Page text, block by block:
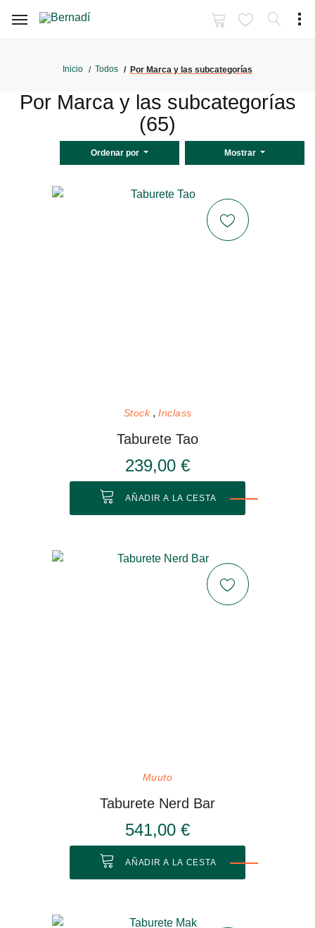
Inicio Todos Por Marca y las subcategorías
Por Marca y las subcategorías
(65)
Ordenar por Mostrar
Stock Inclass
Taburete Tao
239,00 €
AÑADIR A LA CESTA
Muuto
Taburete Nerd Bar
541,00 €
AÑADIR A LA CESTA